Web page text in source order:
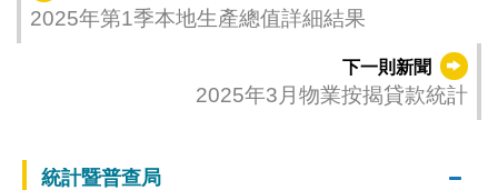
2025年第1季本地生產總值詳細結果
下一則新聞
2025年3月物業按揭貸款統計
統計暨普查局